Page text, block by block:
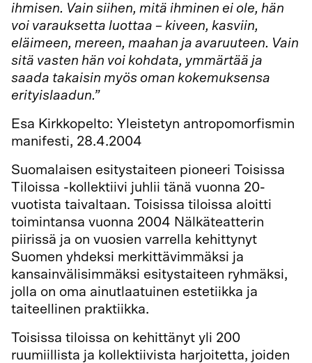
ihmisen. Vain siihen, mitä ihminen ei ole, hän
voi varauksetta luottaa – kiveen, kasviin,
eläimeen, mereen, maahan ja avaruuteen. Vain
sitä vasten hän voi kohdata, ymmärtää ja
saada takaisin myös oman kokemuksensa
erityislaadun.”
Esa Kirkkopelto: Yleistetyn antropomorfismin
manifesti, 28.4.2004
Suomalaisen esitystaiteen pioneeri Toisissa
Tiloissa -kollektiivi juhlii tänä vuonna 20-
vuotista taivaltaan. Toisissa tiloissa aloitti
toimintansa vuonna 2004 Nälkäteatterin
piirissä ja on vuosien varrella kehittynyt
Suomen yhdeksi merkittävimmäksi ja
kansainvälisimmäksi esitystaiteen ryhmäksi,
jolla on oma ainutlaatuinen estetiikka ja
taiteellinen praktiikka.
Toisissa tiloissa on kehittänyt yli 200
ruumiillista ja kollektiivista harjoitetta, joiden